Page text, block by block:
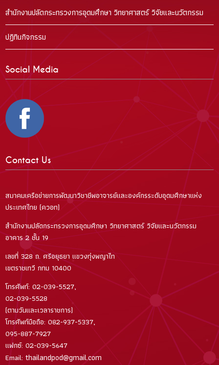
สำนักงานปลัดกระทรวงการอุดมศึกษา วิทยาศาสตร์ วิจัยและนวัตกรรม
ปฏิทินกิจกรรม
Social Media
Contact Us
สมาคมเครือข่ายการพัฒนาวิชาชีพอาจารย์และองค์กรระดับอุดมศึกษาแห่ง
ประเทศไทย (ควอท)
สำนักงานปลัดกระทรวงการอุดมศึกษา วิทยาศาสตร์ วิจัยและนวัตกรรม
อาคาร 2 ชั้น 19
เลขที่ 328 ถ. ศรีอยุธยา แขวงทุ่งพญาไท
เขตราชเทวี กทม 10400
โทรศัพท์: 02-039-5527,
02-039-5528
(ตามวันและเวลาราชการ)
โทรศัพท์มือถือ: 082-937-5337,
095-887-7927
แฟกซ์: 02-039-5647
Email: thailandpod@gmail.com